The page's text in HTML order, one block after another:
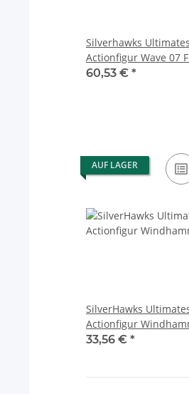
Silverhawks Ultimates
Actionfigur Wave 07
(Toon)
60,53 € *
AUF LAGER
SilverHawks
Actionfigur
Version) 18 cm
33,56 € *